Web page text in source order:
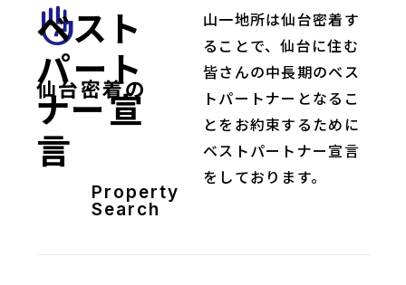
女
駅
徒
歩
10
分
currency_yen 1,300
万
円
み
じ
ケ
front_hand
仙台密着の
ベスト
パート
ナー宣
言
Property
Search
山一地所は仙台密着す
ることで、仙台に住む
皆さんの中長期のベス
トパートナーとなるこ
とをお約束するために
ベストパートナー宣言
をしております。